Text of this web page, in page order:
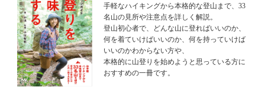
手軽なハイキングから本格的な登山まで、33
名山の見所や注意点を詳しく解説。
登山初心者で、どんな山に登ればいいのか、
何を着ていけばいいのか、何を持っていけば
いいのかわからない方や、
本格的に山登りを始めようと思っている方に
おすすめの一冊です。